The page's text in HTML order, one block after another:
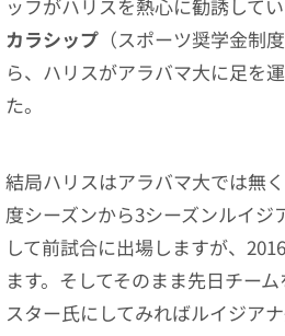
ッフがハリスを熱心に勧誘して
カラシップ （スポーツ奨学金制
ら、ハリスがアラバマ大に足を
た。
結局ハリスはアラバマ大では無
度シーズンから3シーズンルイ
して前試合に出場しますが、
ます。そしてそのまま先日チー
スター氏にしてみればルイジア